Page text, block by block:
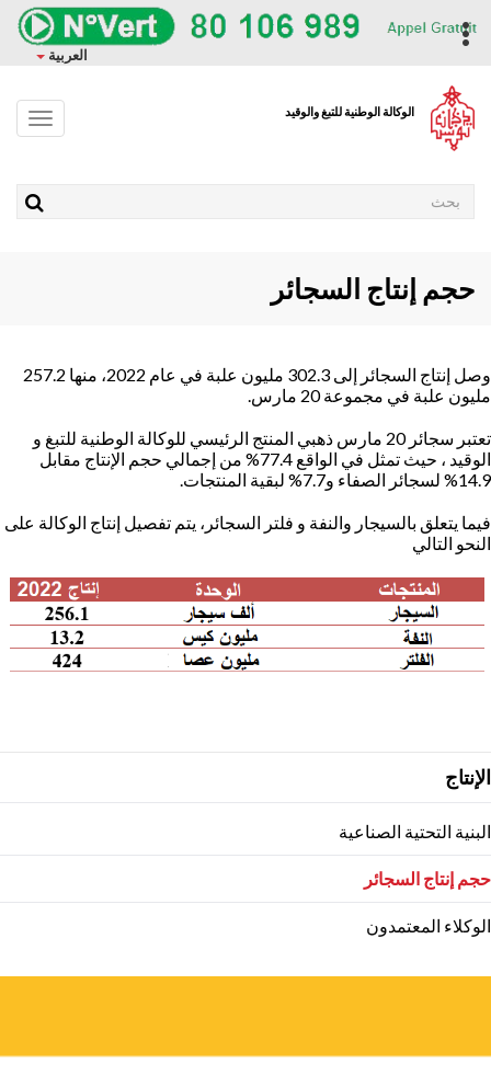
العربية
الوكالة الوطنية للتبغ والوقيد
Toggle
حجم إنتاج السجائر
وصل إنتاج السجائر إلى 302.3 مليون علبة في عام 2022، منها 257.2
علبة في مجموعة 20 مارس.
تعتبر سجائر 20 مارس ذهبي المنتج الرئيسي للوكالة الوطنية للتبغ و
الوقيد ، حيث تمثل في الواقع 77.4% من إجمالي حجم الإنتاج مقابل
لبقية المنتجات.
يتعلق بالسيجار والنفة و فلتر السجائر، يتم تفصيل إنتاج الوكالة على
التالي
navigation
التحتية الصناعية
إنتاج السجائر
المعتمدون